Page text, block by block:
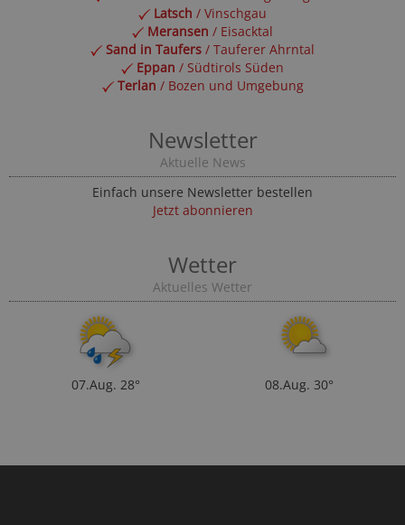
Latsch / Vinschgau
Meransen / Eisacktal
Sand in Taufers / Tauferer Ahrntal
Eppan / Südtirols Süden
Terlan / Bozen und Umgebung
Newsletter
Aktuelle News
Einfach unsere Newsletter bestellen
Jetzt abonnieren
Wetter
Aktuelles Wetter
07.Aug. 28° 08.Aug. 30°